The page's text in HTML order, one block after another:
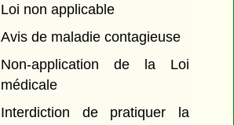
Loi non applicable
Avis de maladie contagieuse
Non-application de la Loi
médicale
Interdiction de pratiquer la